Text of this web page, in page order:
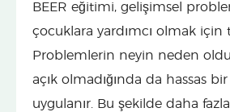
BEER eğitimi, gelişimsel
çocuklara yardımcı olmak için
Problemlerin neyin neden
açık olmadığında da hassas
uygulanır. Bu şekilde daha